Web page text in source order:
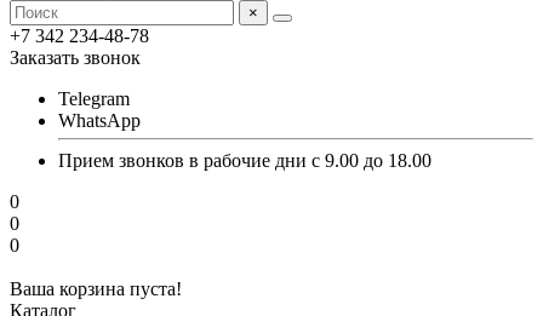
×
+7 342 234-48-78
Заказать звонок
Telegram
WhatsApp
Прием звонков в рабочие дни с 9.00 до 18.00
0
0
0
Ваша корзина пуста!
Каталог